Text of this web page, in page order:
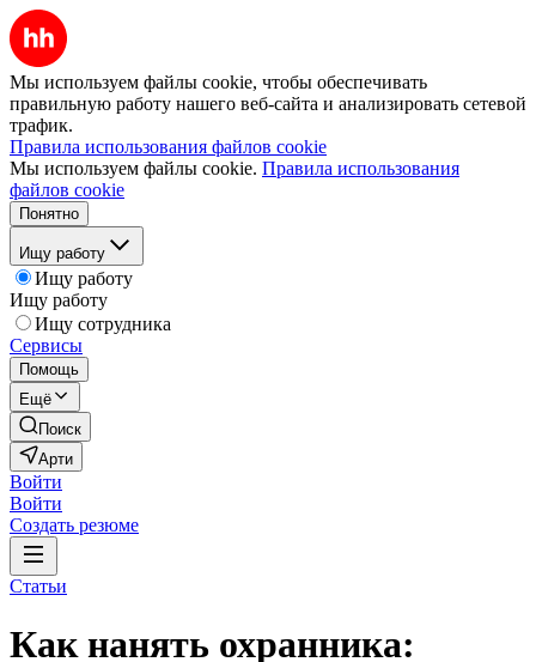
Мы используем файлы cookie, чтобы обеспечивать
правильную работу нашего веб-сайта и анализировать сетевой
трафик.
Правила использования файлов cookie
Мы используем файлы cookie. Правила использования
файлов cookie
Понятно
Ищу работу
Ищу работу
Ищу работу
Ищу сотрудника
Сервисы
Помощь
Ещё
Поиск
Арти
Войти
Войти
Создать резюме
Статьи
Как нанять охранника: